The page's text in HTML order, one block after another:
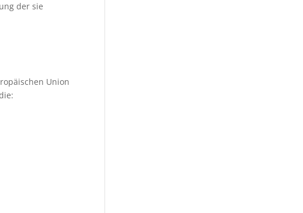
der sie
Union